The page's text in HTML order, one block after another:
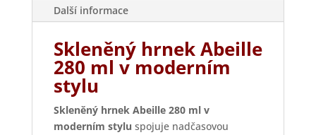
Další informace
Skleněný hrnek Abeille
280 ml v moderním
stylu
Skleněný hrnek Abeille 280 ml v
moderním stylu spojuje nadčasovou